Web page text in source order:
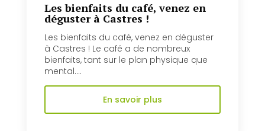
Les bienfaits du café, venez en
déguster à Castres !
Les bienfaits du café, venez en déguster
à Castres ! Le café a de nombreux
bienfaits, tant sur le plan physique que
mental....
En savoir plus